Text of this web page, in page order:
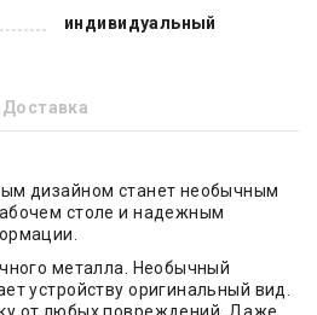
индивидуальный
Доставка
дизайном станет необычным
столе и надежным
металла. Необычный
устройству оригинальный вид.